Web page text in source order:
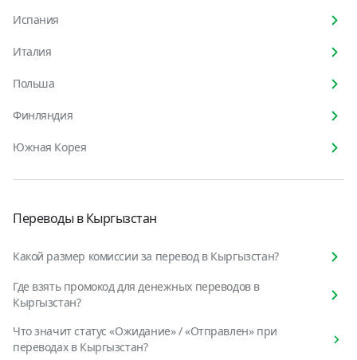
Испания
Италия
Польша
Финляндия
Южная Корея
Переводы в Кыргызстан
Какой размер комиссии за перевод в Кыргызстан?
Где взять промокод для денежных переводов в
Кыргызстан?
Что значит статус «Ожидание» / «Отправлен» при
переводах в Кыргызстан?